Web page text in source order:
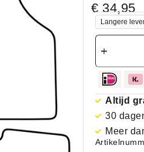
€34,95
Langere
Altijd
30
Meer